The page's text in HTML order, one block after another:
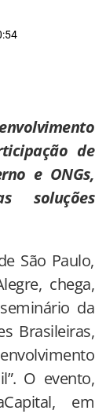
de
e ONGs,
soluções
São Paulo,
chega,
da
Brasileiras,
O evento,
em